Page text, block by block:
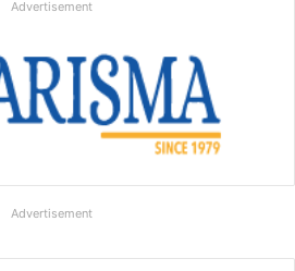
Advertisement
Advertisement